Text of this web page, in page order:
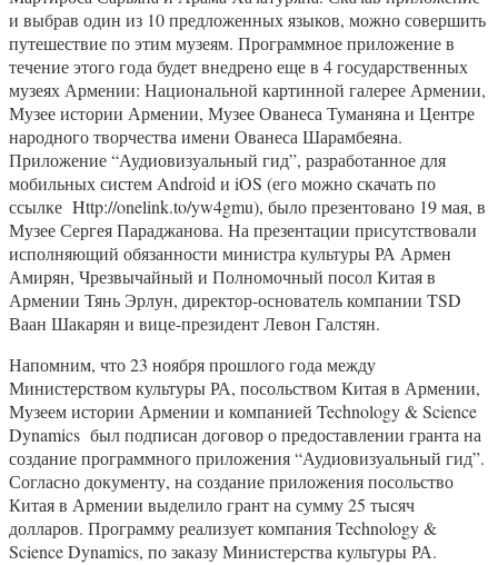
и выбрав один из 10 предложенных языков, можно совершить
путешествие по этим музеям. Программное приложение в
течение этого года будет внедрено еще в 4 государственных
музеях Армении: Национальной картинной галерее Армении,
Музее истории Армении, Музее Ованеса Туманяна и Центре
народного творчества имени Ованеса Шарамбеяна.
Приложение “Аудиовизуальный гид”, разработанное для
мобильных систем Android и iOS (его можно скачать по
ссылке Http://onelink.to/yw4gmu), было презентовано 19 мая, в
Музее Сергея Параджанова. На презентации присутствовали
исполняющий обязанности министра культуры РА Армен
Амирян, Чрезвычайный и Полномочный посол Китая в
Армении Тянь Эрлун, директор-основатель компании TSD
Ваан Шакарян и вице-президент Левон Галстян.
Напомним, что 23 ноября прошлого года между
Министерством культуры РА, посольством Китая в Армении,
Музеем истории Армении и компанией Technology & Science
Dynamics был подписан договор о предоставлении гранта на
создание программного приложения “Аудиовизуальный гид”.
Согласно документу, на создание приложения посольство
Китая в Армении выделило грант на сумму 25 тысяч
долларов. Программу реализует компания Technology &
Science Dynamics, по заказу Министерства культуры РА.